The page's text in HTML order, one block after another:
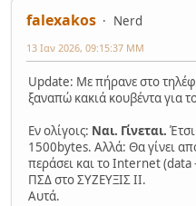
falexakos
Nerd
13 Ιαν 2026, 09:15:37 ΜΜ
Update: Με πήρανε στο
ξαναπώ κακιά κουβέντα για
Εν ολίγοις: Ναι. Γίνεται.
1500bytes. Αλλά: Θα γίνει
περάσει και το Internet
ΠΣΔ στο ΣΥΖΕΥΞΙΣ ΙΙ.
Αυτά.